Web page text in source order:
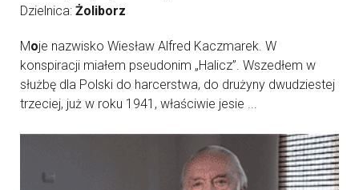
Dzielnica: Żoliborz
Moje nazwisko Wiesław Alfred Kaczmarek. W
konspiracji miałem pseudonim „Halicz”. Wszedłem w
służbę dla Polski do harcerstwa, do drużyny dwudziestej
trzeciej, już w roku 1941, właściwie jesie ...